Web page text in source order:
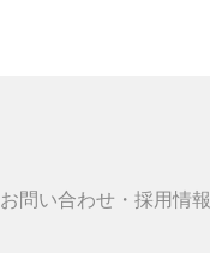
お問い合わせ・採用情報